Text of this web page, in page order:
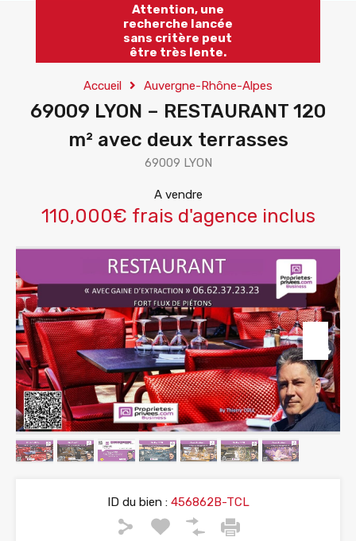
Attention, une
recherche lancée
sans critère peut
être très lente.
Accueil Auvergne-Rhône-Alpes
69009 LYON – RESTAURANT 120
m² avec deux terrasses
69009 LYON
A vendre
110,000€ frais d'agence inclus
ID du bien :456862B-TCL